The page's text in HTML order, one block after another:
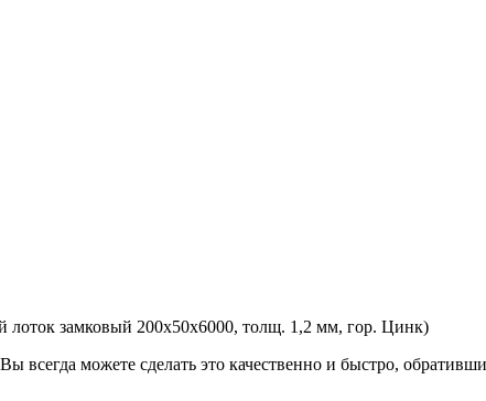
замковый 200х50х6000, толщ. 1,2 мм, гор. Цинк)
всегда можете сделать это качественно и быстро,